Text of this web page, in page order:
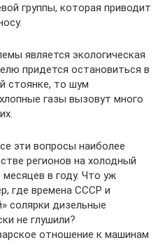
группы, которая приводит
является экологическая
придется остановиться в
стоянке, то шум
газы вызовут много
эти вопросы наиболее
регионов на холодный
в году. Что уж
где времена СССР и
солярки дизельные
не глушили?
отношение к машинам